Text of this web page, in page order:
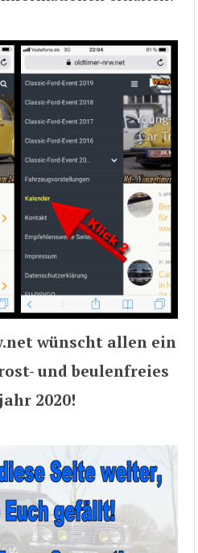
wünscht allen ein
und beulenfreies
2020!